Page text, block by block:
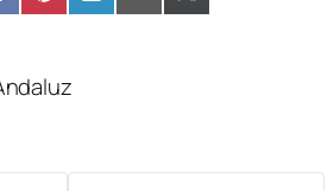
en en en en en
(Twitter)